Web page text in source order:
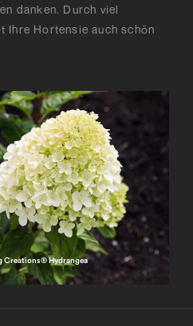
danken. Durch viel
Ihre Hortensie auch schön
Creations® Hydrangea